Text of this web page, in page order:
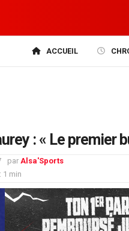
ACCUEIL
: « Le premier
par Alsa'Sports
1 min